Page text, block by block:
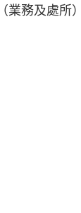
業務及處所